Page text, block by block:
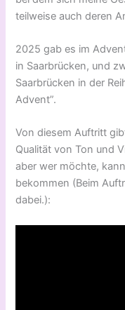
teilweise auch deren
2025 gab es im
in Saarbrücken, und
Saarbrücken in der
Advent”.
Von diesem Auftritt
Qualität von Ton und
aber wer möchte,
bekommen (Beim
dabei.):